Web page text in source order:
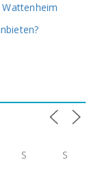
Wattenheim
S S